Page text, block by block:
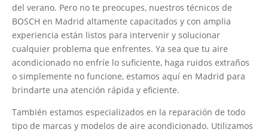
del verano. Pero no te preocupes, nuestros técnicos de
BOSCH en Madrid altamente capacitados y con amplia
experiencia están listos para intervenir y solucionar
cualquier problema que enfrentes. Ya sea que tu aire
acondicionado no enfríe lo suficiente, haga ruidos extraños
o simplemente no funcione, estamos aquí en Madrid para
brindarte una atención rápida y eficiente.
También estamos especializados en la reparación de todo
tipo de marcas y modelos de aire acondicionado. Utilizamos